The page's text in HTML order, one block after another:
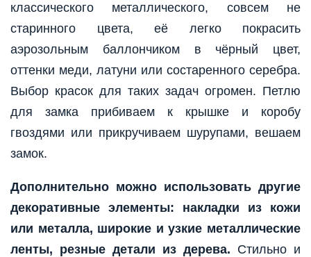
классического металлического, совсем не
старинного цвета, её легко покрасить
аэрозольным баллончиком в чёрный цвет,
оттенки меди, латуни или состаренного серебра.
Выбор красок для таких задач огромен. Петлю
для замка прибиваем к крышке и коробу
гвоздями или прикручиваем шурупами, вешаем
замок.
Дополнительно можно использовать другие
декоративные элементы: накладки из кожи
или металла, широкие и узкие металлические
ленты, резные детали из дерева. Стильно и